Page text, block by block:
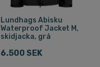
Lundhags Abisku
Waterproof Jacket M,
skidjacka, grå
6.500 SEK